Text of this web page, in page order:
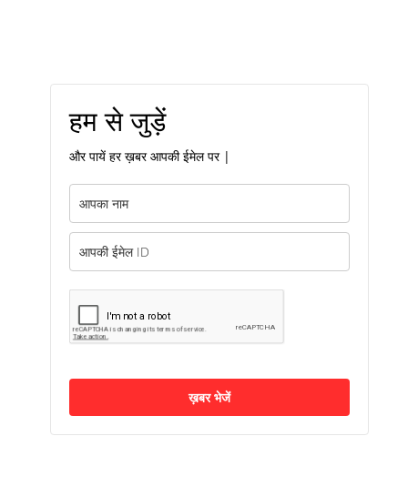
हम से जुड़ें
और पायें हर ख़बर आपकी ईमेल पर |
ख़बर भेजें